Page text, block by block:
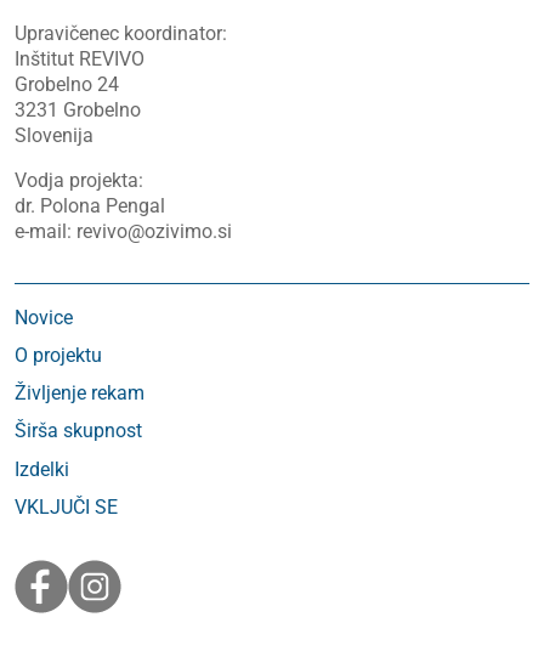
Upravičenec koordinator:
Inštitut REVIVO
Grobelno 24
3231 Grobelno
Slovenija
Vodja projekta:
dr. Polona Pengal
e-mail: revivo@ozivimo.si
Novice
O projektu
Življenje rekam
Širša skupnost
Izdelki
VKLJUČI SE